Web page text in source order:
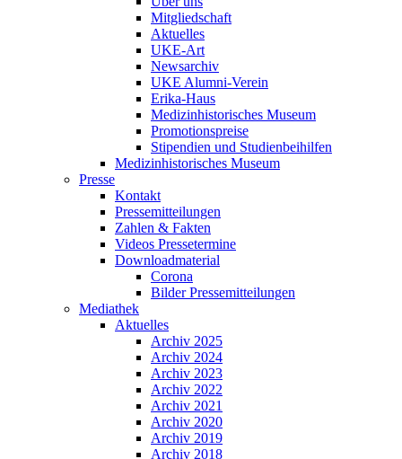
Mitgliedschaft
Aktuelles
UKE-Art
Newsarchiv
UKE Alumni-Verein
Erika-Haus
Medizinhistorisches Museum
Promotionspreise
Stipendien und Studienbeihilfen
Medizinhistorisches Museum
Presse
Kontakt
Pressemitteilungen
Zahlen & Fakten
Videos Pressetermine
Downloadmaterial
Corona
Bilder Pressemitteilungen
Mediathek
Aktuelles
Archiv 2025
Archiv 2024
Archiv 2023
Archiv 2022
Archiv 2021
Archiv 2020
Archiv 2019
Archiv 2018